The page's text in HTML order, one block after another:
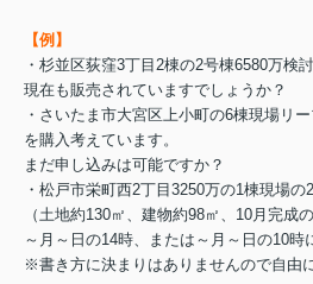
【例】
・杉並区荻窪3丁目2棟の2号棟6580万検
現在も販売されていますでしょうか？
・さいたま市大宮区上小町の6棟現場リ
を購入考えています。
まだ申し込みは可能ですか？
・松戸市栄町西2丁目3250万の1棟現場の
（土地約130㎡、建物約98㎡、10月完成
～月～日の14時、または～月～日の10時
※書き方に決まりはありませんので自由